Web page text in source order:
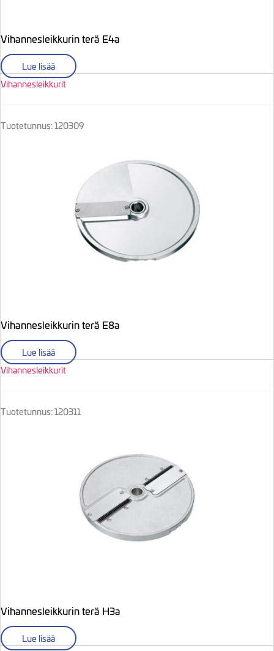
Vihannesleikkurin terä E4a
Lue lisää
Vihannesleikkurit
Tuotetunnus: 120309
Vihannesleikkurin terä E8a
Lue lisää
Vihannesleikkurit
Tuotetunnus: 120311
Vihannesleikkurin terä H3a
Lue lisää